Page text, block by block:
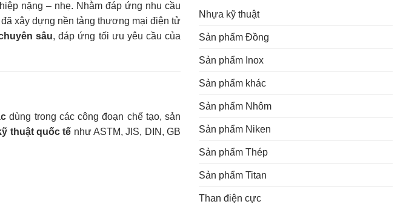
nặng – nhẹ. Nhằm đáp ứng nhu cầu
đã xây dựng nền tảng thương mại điện tử
sâu, đáp ứng tối ưu yêu cầu của
dùng trong các công đoạn chế tạo, sản
thuật quốc tế như ASTM, JIS, DIN, GB
Nhựa kỹ thuật
Sản phẩm Đồng
Sản phẩm Inox
Sản phẩm khác
Sản phẩm Nhôm
Sản phẩm Niken
Sản phẩm Thép
Sản phẩm Titan
Than điện cực